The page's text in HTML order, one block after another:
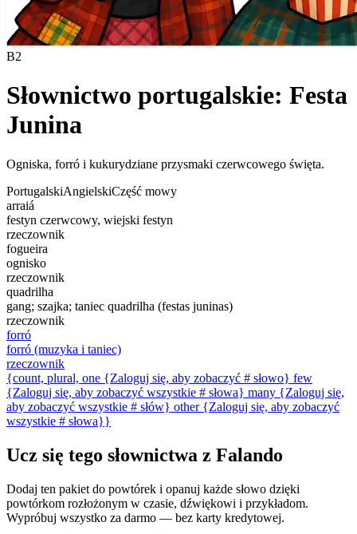
B2
Słownictwo portugalskie: Festa
Junina
Ogniska, forró i kukurydziane przysmaki czerwcowego święta.
PortugalskiAngielskiCzęść mowy
arraiá
festyn czerwcowy, wiejski festyn
rzeczownik
fogueira
ognisko
rzeczownik
quadrilha
gang; szajka; taniec quadrilha (festas juninas)
rzeczownik
forró
forró (muzyka i taniec)
rzeczownik
{count, plural, one {Zaloguj się, aby zobaczyć # słowo} few
{Zaloguj się, aby zobaczyć wszystkie # słowa} many {Zaloguj się,
aby zobaczyć wszystkie # słów} other {Zaloguj się, aby zobaczyć
wszystkie # słowa}}
Ucz się tego słownictwa z Falando
Dodaj ten pakiet do powtórek i opanuj każde słowo dzięki
powtórkom rozłożonym w czasie, dźwiękowi i przykładom.
Wypróbuj wszystko za darmo — bez karty kredytowej.